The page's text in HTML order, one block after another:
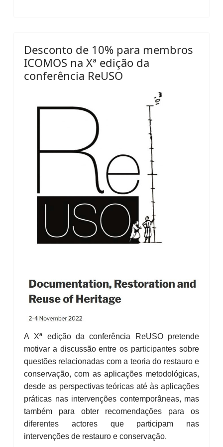
Desconto de 10% para membros
ICOMOS na Xª edição da
conferência ReUSO
A Xª edição da conferência ReUSO pretende
motivar a discussão entre os participantes sobre
questões relacionadas com a teoria do restauro e
conservação, com as aplicações metodológicas,
desde as perspectivas teóricas até às aplicações
práticas nas intervenções contemporâneas, mas
também para obter recomendações para os
diferentes actores que participam nas
intervenções de restauro e conservação.